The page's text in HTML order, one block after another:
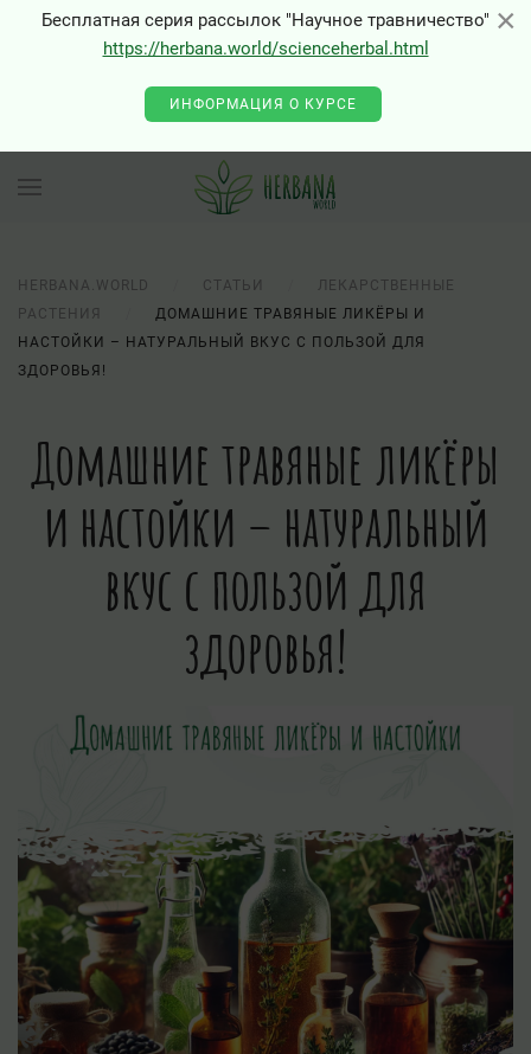
×
Бесплатная серия рассылок "Научное травничество"
https://herbana.world/scienceherbal.html
ИНФОРМАЦИЯ О КУРСЕ
HERBANA.WORLD СТАТЬИ
ЛЕКАРСТВЕННЫЕ
РАСТЕНИЯ
ДОМАШНИЕ ТРАВЯНЫЕ ЛИКЁРЫ И
НАСТОЙКИ – НАТУРАЛЬНЫЙ ВКУС С ПОЛЬЗОЙ ДЛЯ
ЗДОРОВЬЯ!
Домашние травяные ликёры
и настойки – натуральный
вкус с пользой для
здоровья!
×